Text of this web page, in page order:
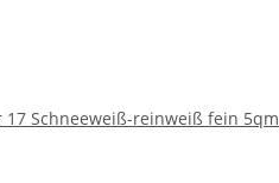
Schneeweiß-reinweiß fein 5qm